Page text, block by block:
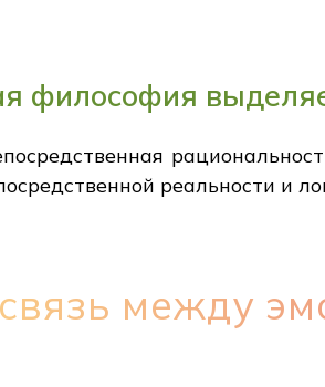
философия
реальности и
между